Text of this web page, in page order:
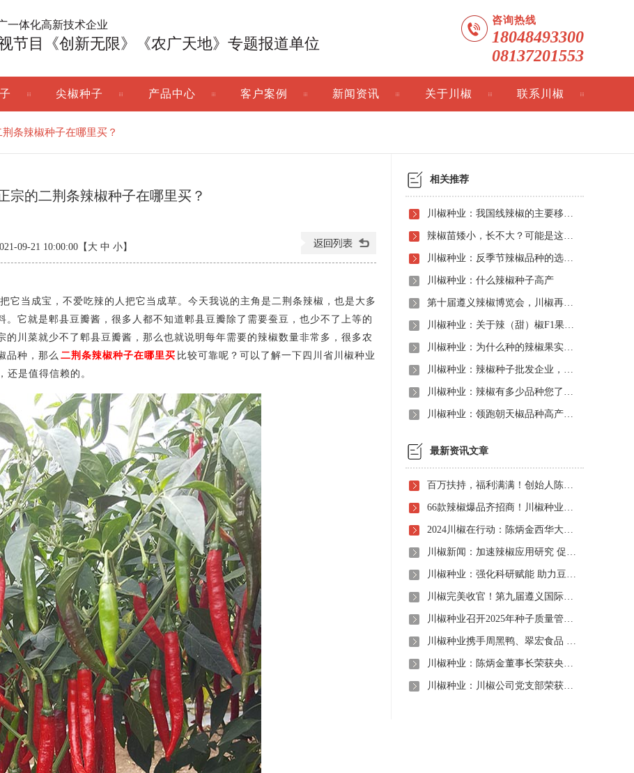
一体化高新技术企业
节目《创新无限》《农广天地》专题报道单位
咨询热线
18048493300
08137201553
尖椒种子 产品中心 客户案例 新闻资讯 关于川椒 联系川椒
条辣椒种子在哪里买？
宗的二荆条辣椒种子在哪里买？
09-21 10:00:00【 大 中 小】
当成宝，不爱吃辣的人把它当成草。今天我说的主角是二荆条辣椒，也是大多
它就是郫县豆瓣酱，很多人都不知道郫县豆瓣除了需要蚕豆，也少不了上等的
川菜就少不了郫县豆瓣酱，那么也就说明每年需要的辣椒数量非常多，很多农
品种，那么 二荆条辣椒种子在哪里买 比较可靠呢？可以了解一下四川省川椒种业
还是值得信赖的。
相关推荐
川椒种业：我国线辣椒的主要移栽方法
辣椒苗矮小，长不大？可能是这些操作导致
川椒种业：反季节辣椒品种的选择与高产技术指南
川椒种业：什么辣椒种子高产
第十届遵义辣椒博览会，川椒再次斩获全国新优品种大奖
川椒种业：关于辣（甜）椒F1果实DUS之一致性浅析
川椒种业：为什么种的辣椒果实不膨大？如何解决？
川椒种业：辣椒种子批发企业，我们满足你的各种需求
川椒种业：辣椒有多少品种您了解吗？辣椒品种大盘点
川椒种业：领跑朝天椒品种高产革命，新品种辣椒大放异彩
最新资讯文章
百万扶持，福利满满！创始人陈炳金先生辣椒育种40周年暨首届线上产品观摩招商会即将启动！
66款辣椒爆品齐招商！川椒种业首届线上观摩招商会竟有如此劲爆政策，诱人福利！
2024川椒在行动：陈炳金西华大学交流之旅
川椒新闻：加速辣椒应用研究 促进辣椒产业振兴
川椒种业：强化科研赋能 助力豆瓣产业高质量发展
川椒完美收官！第九届遵义国际辣椒博览会圆满落幕——川椒种业
川椒种业召开2025年种子质量管理自查会 严把质量关筑牢种业发展根基
川椒种业携手周黑鸭、翠宏食品 共启卤味专用辣椒定制新时代
川椒种业：陈炳金董事长荣获央视评选“2020年度最美退役军人”称号
川椒种业：川椒公司党支部荣获“优秀党组织称号”